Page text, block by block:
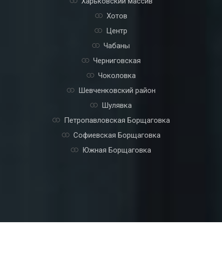
Хотов
Центр
Чабаны
Черниговская
Чоколовка
Шевченковский район
Шулявка
Петропавловская Борщаговка
Софиевская Борщаговка
Южная Борщаговка